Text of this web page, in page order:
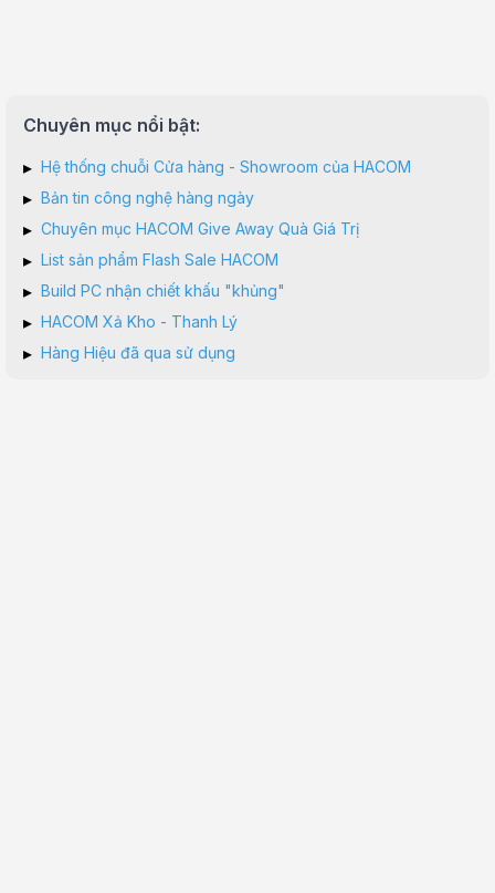
Chuyên mục nổi bật:
▸ Hệ thống chuỗi Cửa hàng - Showroom của HACOM
▸ Bản tin công nghệ hàng ngày
▸ Chuyên mục HACOM Give Away Quà Giá Trị
▸ List sản phẩm Flash Sale HACOM
▸ Build PC nhận chiết khấu "khủng"
▸ HACOM Xả Kho - Thanh Lý
▸ Hàng Hiệu đã qua sử dụng